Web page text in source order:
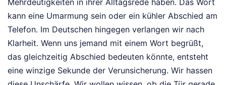
kann eine Umarmung sein oder ein kühler Abschied am
Telefon. Im Deutschen hingegen verlangen wir nach
Klarheit. Wenn uns jemand mit einem Wort begrüßt,
das gleichzeitig Abschied bedeuten könnte, entsteht
eine winzige Sekunde der Verunsicherung. Wir hassen